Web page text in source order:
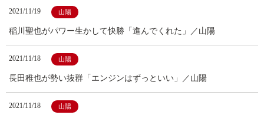
2021/11/19 山陽
稲川聖也がパワー生かして快勝「進んでくれた」／山陽
2021/11/18 山陽
長田稚也が勢い抜群「エンジンはずっといい」／山陽
2021/11/18 山陽